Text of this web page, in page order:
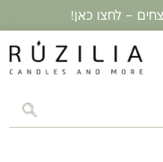
– לחצו כאן!